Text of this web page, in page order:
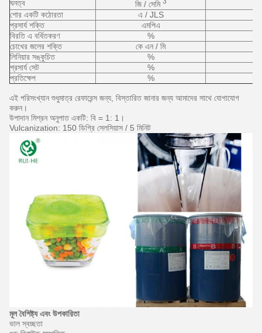
ঘনত্ব
জি / সেমি
শোর একটি কঠোরতা
এ / JLS
প্রসার্য শক্তি
এমপিএ
বিরতি এ বর্ধিতকরণ
%
চোখের জলের শক্তি
কে এন / মি
লিনিয়ার সঙ্কুচিত
%
প্রসার্য সেট
%
প্রতিক্ষেপ
%
এই পরিসংখ্যান শুধুমাত্র রেফারেন্স জন্য, বিস্তারিত জানার জন্য আমাদের সাথে যোগাযোগ
করুন।
উপাদান মিশ্রন অনুপাত একটি: বি = 1: 1।
Vulcanization: 150 ডিগ্রি সেলসিয়াস / 5 মিনিট
মূল বৈশিষ্ট্য এবং উপকারিতা
ভাল স্বচ্ছতা